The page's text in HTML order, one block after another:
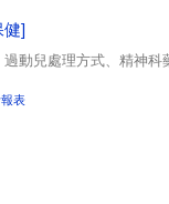
健]
動兒處理方式、精神科
表